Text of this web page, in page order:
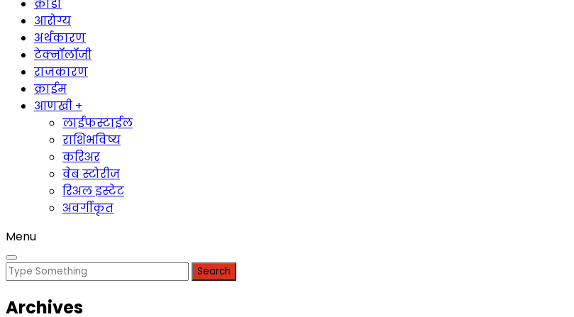
क्रीडा
आरोग्य
अर्थकारण
टेक्नॉलॉजी
राजकारण
क्राईम
आणखी +
लाईफस्टाईल
राशिभविष्य
करिअर
वेब स्टोरीज
रिअल इस्टेट
अवर्गीकृत
Menu
Search
Archives